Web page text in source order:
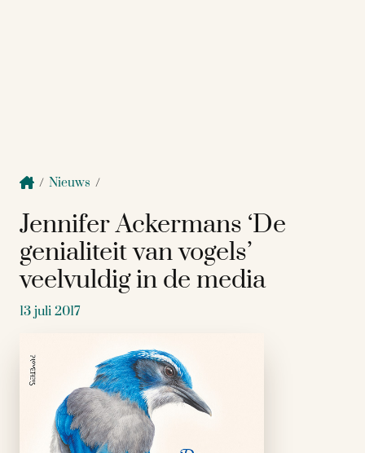
/ Nieuws /
Jennifer Ackermans ‘De
genialiteit van vogels’
veelvuldig in de media
13 juli 2017